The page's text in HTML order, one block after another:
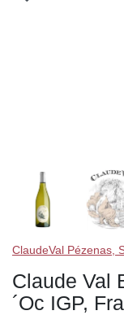
ClaudeVal Pézenas,
Claude Val
´Oc IGP,